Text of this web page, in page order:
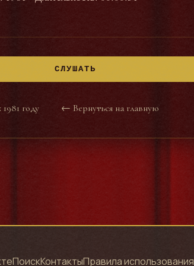
СЛУШАТЬ
году ← Вернуться на главную
ПоискКонтактыПравила использования